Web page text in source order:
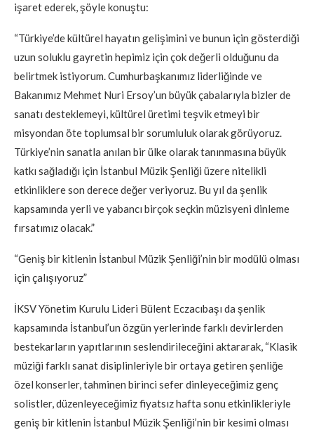
işaret ederek, şöyle konuştu:
“Türkiye’de kültürel hayatın gelişimini ve bunun için gösterdiği
uzun soluklu gayretin hepimiz için çok değerli olduğunu da
belirtmek istiyorum. Cumhurbaşkanımız liderliğinde ve
Bakanımız Mehmet Nuri Ersoy’un büyük çabalarıyla bizler de
sanatı desteklemeyi, kültürel üretimi teşvik etmeyi bir
misyondan öte toplumsal bir sorumluluk olarak görüyoruz.
Türkiye’nin sanatla anılan bir ülke olarak tanınmasına büyük
katkı sağladığı için İstanbul Müzik Şenliği üzere nitelikli
etkinliklere son derece değer veriyoruz. Bu yıl da şenlik
kapsamında yerli ve yabancı birçok seçkin müzisyeni dinleme
fırsatımız olacak.”
“Geniş bir kitlenin İstanbul Müzik Şenliği’nin bir modülü olması
için çalışıyoruz”
İKSV Yönetim Kurulu Lideri Bülent Eczacıbaşı da şenlik
kapsamında İstanbul’un özgün yerlerinde farklı devirlerden
bestekarların yapıtlarının seslendirileceğini aktararak, “Klasik
müziği farklı sanat disiplinleriyle bir ortaya getiren şenliğe
özel konserler, tahminen birinci sefer dinleyeceğimiz genç
solistler, düzenleyeceğimiz fiyatsız hafta sonu etkinlikleriyle
geniş bir kitlenin İstanbul Müzik Şenliği’nin bir kesimi olması